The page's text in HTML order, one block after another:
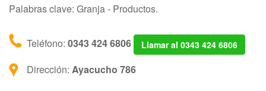
Palabras clave: Granja - Productos.
Teléfono: 0343 424 6806 Llamar al 0343 424 6806
Dirección: Ayacucho 786